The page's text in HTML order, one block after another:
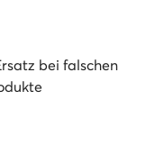
bei falschen